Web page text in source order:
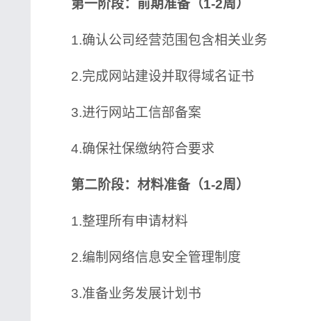
第一阶段：前期准备（1-2周）
1.确认公司经营范围包含相关业务
2.完成网站建设并取得域名证书
3.进行网站工信部备案
4.确保社保缴纳符合要求
第二阶段：材料准备（1-2周）
1.整理所有申请材料
2.编制网络信息安全管理制度
3.准备业务发展计划书